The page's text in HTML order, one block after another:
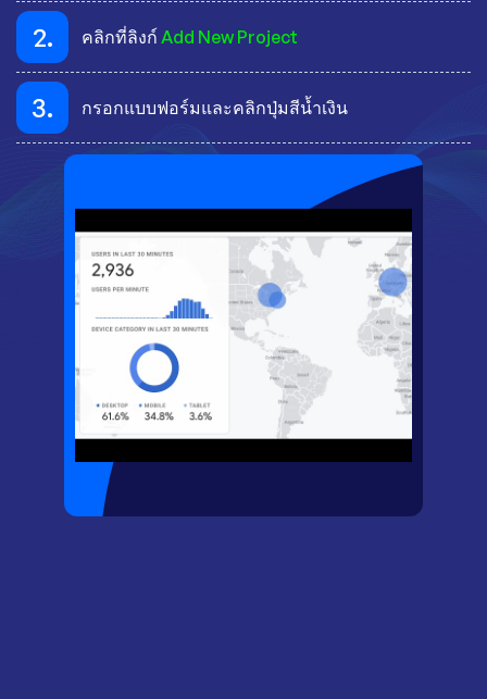
2. คลิกที่ลิงก์ Add New Project
3. กรอกแบบฟอร์มและคลิกปุ่มสีน้ำเงิน